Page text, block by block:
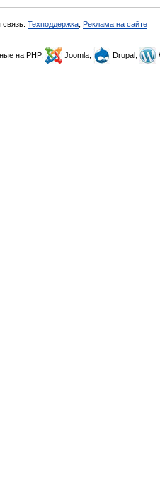
Техподдержка Реклама на сайте
на PHP, Joomla, Drupal,